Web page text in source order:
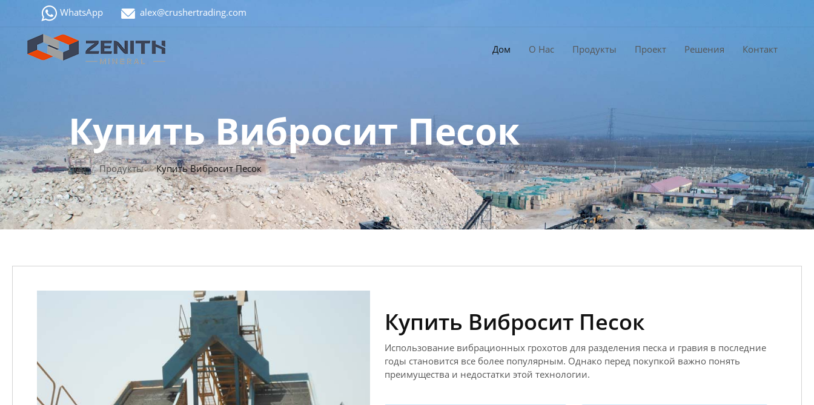
WhatsApp alex@crushertrading.com
Дом О Нас Продукты Проект Решения Контакт
Купить Вибросит Песок
Дом Продукты Купить Вибросит Песок
Купить Вибросит Песок
Использование вибрационных грохотов для разделения песка и гравия в последние
годы становится все более популярным. Однако перед покупкой важно понять
преимущества и недостатки этой технологии.